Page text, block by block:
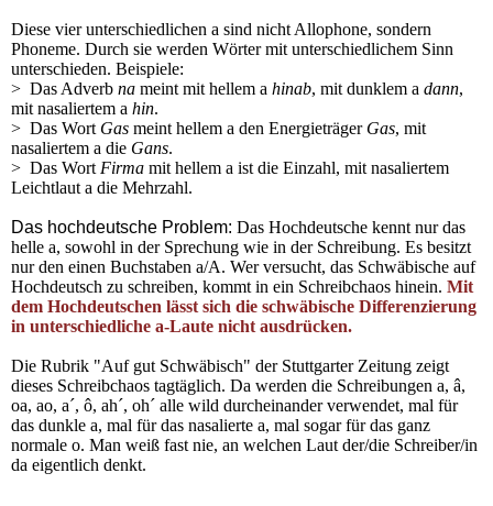
Diese vier unterschiedlichen a sind nicht Allophone, sondern
Phoneme. Durch sie werden Wörter mit unterschiedlichem Sinn
unterschieden. Beispiele:
> Das Adverb na meint mit hellem a hinab, mit dunklem a dann,
mit nasaliertem a hin.
> Das Wort Gas meint hellem a den Energieträger Gas, mit
nasaliertem a die Gans.
> Das Wort Firma mit hellem a ist die Einzahl, mit nasaliertem
Leichtlaut a die Mehrzahl.
Das hochdeutsche Problem: Das Hochdeutsche kennt nur das
helle a, sowohl in der Sprechung wie in der Schreibung. Es besitzt
nur den einen Buchstaben a/A. Wer versucht, das Schwäbische auf
Hochdeutsch zu schreiben, kommt in ein Schreibchaos hinein. Mit
dem Hochdeutschen lässt sich die schwäbische Differenzierung
in unterschiedliche a-Laute nicht ausdrücken.
Die Rubrik "Auf gut Schwäbisch" der Stuttgarter Zeitung zeigt
dieses Schreibchaos tagtäglich. Da werden die Schreibungen a, â,
oa, ao, a´, ô, ah´, oh´ alle wild durcheinander verwendet, mal für
das dunkle a, mal für das nasalierte a, mal sogar für das ganz
normale o. Man weiß fast nie, an welchen Laut der/die Schreiber/in
da eigentlich denkt.